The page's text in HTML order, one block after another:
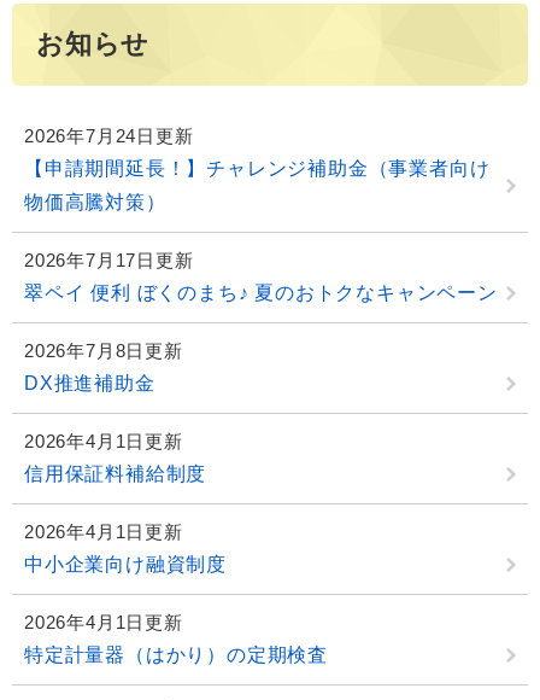
お知らせ
2026年7月24日更新
【申請期間延長！】チャレンジ補助金（事業者向け
物価高騰対策）
2026年7月17日更新
翠ペイ 便利 ぼくのまち♪ 夏のおトクなキャンペーン
2026年7月8日更新
DX推進補助金
2026年4月1日更新
信用保証料補給制度
2026年4月1日更新
中小企業向け融資制度
2026年4月1日更新
特定計量器（はかり）の定期検査